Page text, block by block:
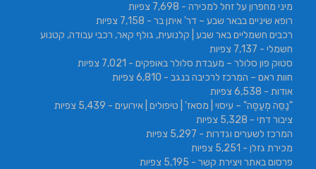
מיני מחפרון על זחל למכירה - 7,698 צפיות
רופא שיניים בבאר שבע – דר' איתן בר - 7,158 צפיות
רכבים חשמליים באר שבע | קלנועית, גולף קאר, רכבי עבודה, קטנוע
חשמלי - 7,137 צפיות
סטוק פון סלולר – מעבדת סלולר באופקים - 7,021 צפיות
חוות ראם – המרכז לרכיבה בנגב - 6,810 צפיות
אודות - 6,538 צפיות
"נַסֵּה מְעַסֶּה" – עיסוי | מסאז' | טיפולים | אירועים - 5,439 צפיות
ציבור דתי - 5,328 צפיות
המרכז לשערים וגדרות - 5,297 צפיות
מכירת גזלן - 5,251 צפיות
פרסום באתר ויצירת קשר - 5,195 צפיות